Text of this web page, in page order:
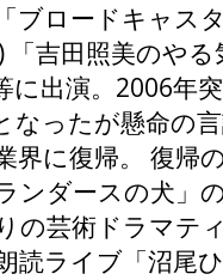
ブロードキャスタ
「吉田照美のやる
に出演。2006年
なったが懸命の言
界に復帰。 復帰
ンダースの犬」
の芸術ドラマテ
読ライブ「沼尾